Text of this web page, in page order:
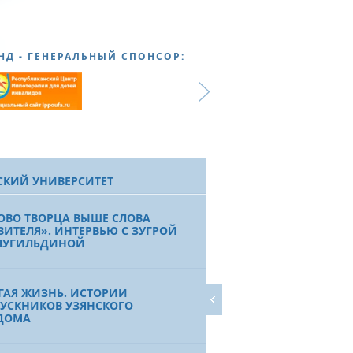
- ГЕНЕРАЛЬНЫЙ СПОНСОР:
УНИВЕРСИТЕТ
ТВОРЦА ВЫШЕ СЛОВА
ИНТЕРВЬЮ С ЗУГРОЙ
ЖИЗНЬ. ИСТОРИИ
УЗЯНСКОГО